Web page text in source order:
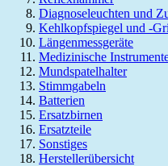
Diagnoseleuchten und
Kehlkopfspiegel und -
Längenmessgeräte
Medizinische
Mundspatelhalter
Stimmgabeln
Batterien
Ersatzbirnen
Ersatzteile
Sonstiges
Herstellerübersicht